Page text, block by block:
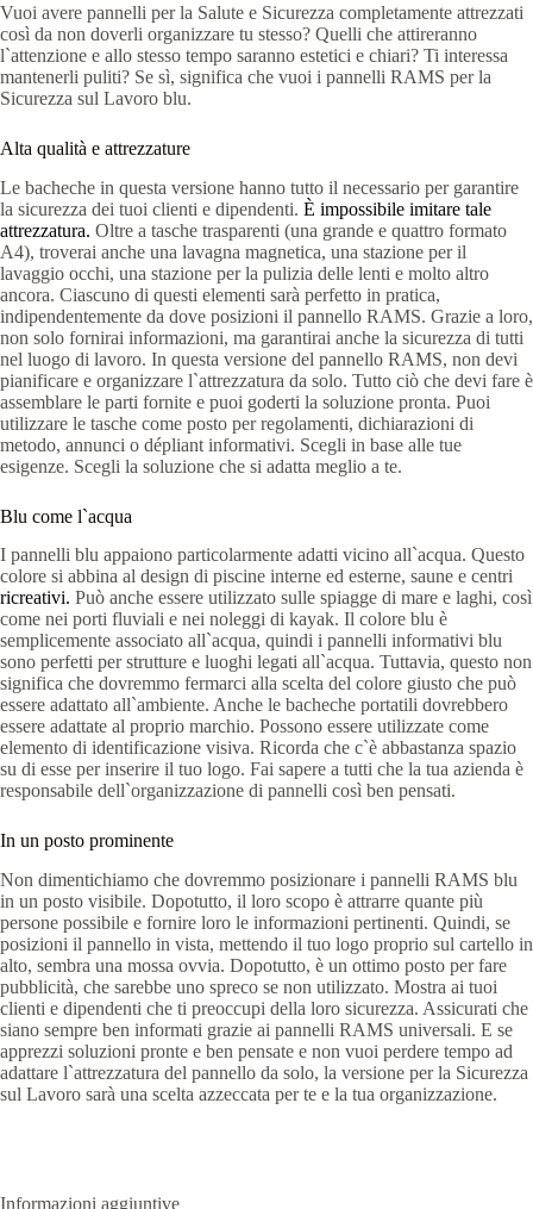
Vuoi avere pannelli per la Salute e Sicurezza completamente attrezzati
così da non doverli organizzare tu stesso? Quelli che attireranno
l`attenzione e allo stesso tempo saranno estetici e chiari? Ti interessa
mantenerli puliti? Se sì, significa che vuoi i pannelli RAMS per la
Sicurezza sul Lavoro blu.
Alta qualità e attrezzature
Le bacheche in questa versione hanno tutto il necessario per garantire
la sicurezza dei tuoi clienti e dipendenti. È impossibile imitare tale
attrezzatura. Oltre a tasche trasparenti (una grande e quattro formato
A4), troverai anche una lavagna magnetica, una stazione per il
lavaggio occhi, una stazione per la pulizia delle lenti e molto altro
ancora. Ciascuno di questi elementi sarà perfetto in pratica,
indipendentemente da dove posizioni il pannello RAMS. Grazie a loro,
non solo fornirai informazioni, ma garantirai anche la sicurezza di tutti
nel luogo di lavoro. In questa versione del pannello RAMS, non devi
pianificare e organizzare l`attrezzatura da solo. Tutto ciò che devi fare è
assemblare le parti fornite e puoi goderti la soluzione pronta. Puoi
utilizzare le tasche come posto per regolamenti, dichiarazioni di
metodo, annunci o dépliant informativi. Scegli in base alle tue
esigenze. Scegli la soluzione che si adatta meglio a te.
Blu come l`acqua
I pannelli blu appaiono particolarmente adatti vicino all`acqua. Questo
colore si abbina al design di piscine interne ed esterne, saune e centri
ricreativi. Può anche essere utilizzato sulle spiagge di mare e laghi, così
come nei porti fluviali e nei noleggi di kayak. Il colore blu è
semplicemente associato all`acqua, quindi i pannelli informativi blu
sono perfetti per strutture e luoghi legati all`acqua. Tuttavia, questo non
significa che dovremmo fermarci alla scelta del colore giusto che può
essere adattato all`ambiente. Anche le bacheche portatili dovrebbero
essere adattate al proprio marchio. Possono essere utilizzate come
elemento di identificazione visiva. Ricorda che c`è abbastanza spazio
su di esse per inserire il tuo logo. Fai sapere a tutti che la tua azienda è
responsabile dell`organizzazione di pannelli così ben pensati.
In un posto prominente
Non dimentichiamo che dovremmo posizionare i pannelli RAMS blu
in un posto visibile. Dopotutto, il loro scopo è attrarre quante più
persone possibile e fornire loro le informazioni pertinenti. Quindi, se
posizioni il pannello in vista, mettendo il tuo logo proprio sul cartello in
alto, sembra una mossa ovvia. Dopotutto, è un ottimo posto per fare
pubblicità, che sarebbe uno spreco se non utilizzato. Mostra ai tuoi
clienti e dipendenti che ti preoccupi della loro sicurezza. Assicurati che
siano sempre ben informati grazie ai pannelli RAMS universali. E se
apprezzi soluzioni pronte e ben pensate e non vuoi perdere tempo ad
adattare l`attrezzatura del pannello da solo, la versione per la Sicurezza
sul Lavoro sarà una scelta azzeccata per te e la tua organizzazione.
Informazioni aggiuntive